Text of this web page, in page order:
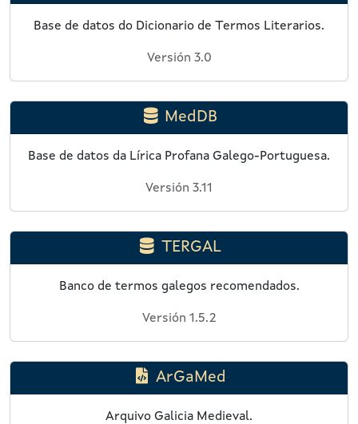
Base de datos do Dicionario de Termos Literarios.
Versión 3.0
MedDB
Base de datos da Lírica Profana Galego-Portuguesa.
Versión 3.11
TERGAL
Banco de termos galegos recomendados.
Versión 1.5.2
ArGaMed
Arquivo Galicia Medieval.